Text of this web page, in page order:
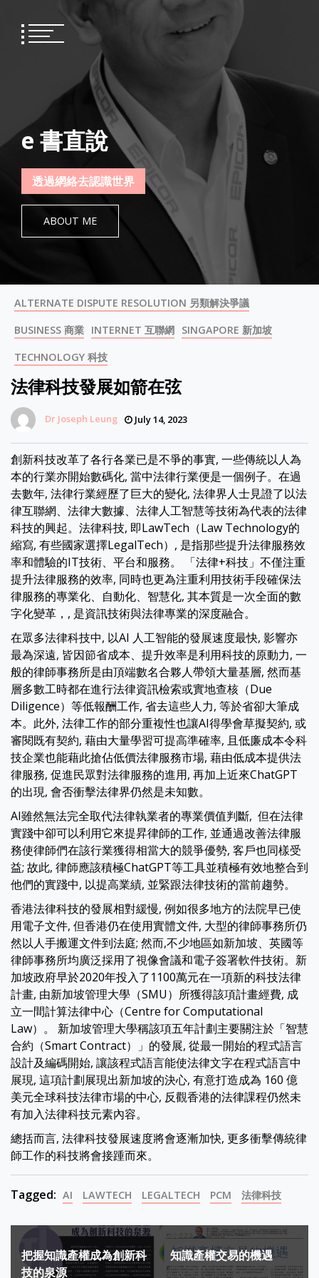
content
e 書直說
透過網絡去認識世界
ABOUT ME
ALTERNATE DISPUTE RESOLUTION 另類解決爭議
BUSINESS 商業 INTERNET 互聯網 SINGAPORE 新加坡
TECHNOLOGY 科技
法律科技發展如箭在弦
Dr Joseph Leung July 14, 2023
創新科技改革了各行各業已是不爭的事實, 一些傳統以人為
本的行業亦開始數碼化, 當中法律行業便是一個例子。在過
去數年, 法律行業經歷了巨大的變化, 法律界人士見證了以法
律互聯網、法律大數據、法律人工智慧等技術為代表的法律
科技的興起。法律科技, 即LawTech（Law Technology的
縮寫, 有些國家選擇LegalTech）, 是指那些提升法律服務效
率和體驗的IT技術、平台和服務。 「法律+科技」不僅注重
提升法律服務的效率, 同時也更為注重利用技術手段確保法
律服務的專業化、自動化、智慧化, 其本質是一次全面的數
字化變革，, 是資訊技術與法律專業的深度融合。
在眾多法律科技中, 以AI 人工智能的發展速度最快, 影響亦
最為深遠, 皆因節省成本、提升效率是利用科技的原動力, 一
般的律師事務所是由頂端數名合夥人帶領大量基層, 然而基
層多數工時都在進行法律資訊檢索或實地查核（Due
Diligence）等低報酬工作, 省去這些人力, 等於省卻大筆成
本。此外, 法律工作的部分重複性也讓AI得學會草擬契約, 或
審閱既有契約, 藉由大量學習可提高準確率, 且低廉成本令科
技企業也能藉此搶佔低價法律服務市場, 藉由低成本提供法
律服務, 促進民眾對法律服務的進用, 再加上近來ChatGPT
的出現, 會否衝擊法律界仍然是未知數。
AI雖然無法完全取代法律執業者的專業價值判斷, 但在法律
實踐中卻可以利用它來提昇律師的工作, 並通過改善法律服
務使律師們在該行業獲得相當大的競爭優勢, 客戶也同樣受
益; 故此, 律師應該積極ChatGPT等工具並積極有效地整合到
他們的實踐中, 以提高業績, 並緊跟法律技術的當前趨勢。
香港法律科技的發展相對緩慢, 例如很多地方的法院早已使
用電子文件, 但香港仍在使用實體文件, 大型的律師事務所仍
然以人手搬運文件到法庭; 然而,不少地區如新加坡、英國等
律師事務所均廣泛採用了視像會議和電子簽署軟件技術。新
加坡政府早於2020年投入了1100萬元在一項新的科技法律
計畫, 由新加坡管理大學（SMU）所獲得該項計畫經費, 成
立一間計算法律中心（Centre for Computational
Law）。 新加坡管理大學稱該項五年計劃主要關注於「智慧
合約（Smart Contract）」的發展, 從最一開始的程式語言
設計及編碼開始, 讓該程式語言能使法律文字在程式語言中
展現, 這項計劃展現出新加坡的決心, 有意打造成為 160 億
美元全球科技法律市場的中心, 反觀香港的法律課程仍然未
有加入法律科技元素內容。
總括而言, 法律科技發展速度將會逐漸加快, 更多衝擊傳統律
師工作的科技將會接踵而來。
Tagged: AI LAWTECH LEGALTECH PCM 法律科技
Post
navigation
把握知識產權成為創新科
技的泉源
知識產權交易的機遇